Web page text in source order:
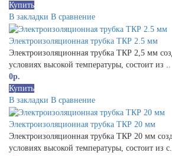
Купить
В закладки В сравнение
Электроизоляционная трубка ТКР 2.5 мм
Электроизоляционная трубка ТКР 2,5 мм
условиях высокой температуры, состоит из ..
0р.
Купить
В закладки В сравнение
Электроизоляционная трубка ТКР 20 мм
Электроизоляционная трубка ТКР 20 мм
условиях высокой температуры, состоит из